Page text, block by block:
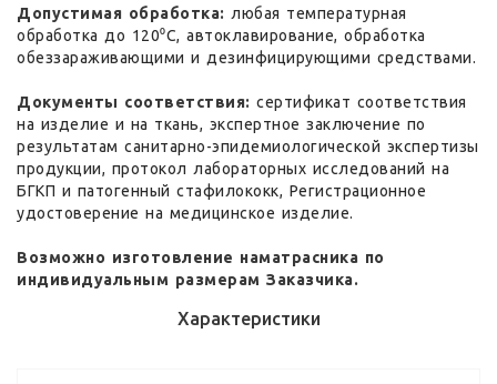
Допустимая обработка: любая температурная
обработка до 120⁰С, автоклавирование, обработка
обеззараживающими и дезинфицирующими средствами.
Документы соответствия: сертификат соответствия
на изделие и на ткань, экспертное заключение по
результатам санитарно-эпидемиологической экспертизы
продукции, протокол лабораторных исследований на
БГКП и патогенный стафилококк, Регистрационное
удостоверение на медицинское изделие.
Возможно изготовление наматрасника по
индивидуальным размерам Заказчика.
Характеристики